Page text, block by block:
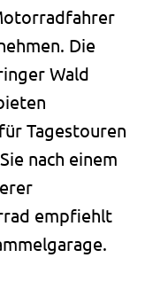
Die
Wald
Tagestouren
nach einem
empfiehlt